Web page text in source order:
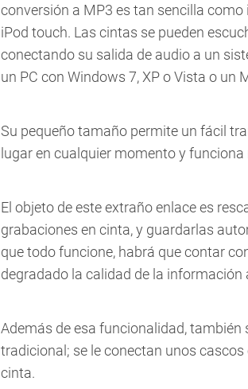
conversión a MP3 es tan sencilla
iPod touch. Las cintas se pueden
conectando su salida de audio a un
un PC con Windows 7, XP o Vista o un
Su pequeño tamaño permite un fácil
lugar en cualquier momento y
El objeto de este extraño enlace es
grabaciones en cinta, y guardarlas
que todo funcione, habrá que contar
degradado la calidad de la
Además de esa funcionalidad,
tradicional; se le conectan unos
cinta.